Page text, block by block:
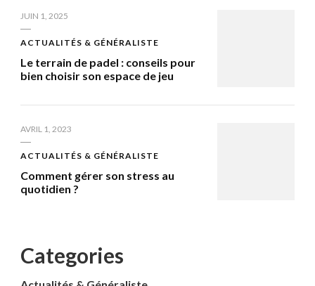
JUIN 1, 2025
ACTUALITÉS & GÉNÉRALISTE
Le terrain de padel : conseils pour
bien choisir son espace de jeu
AVRIL 1, 2023
ACTUALITÉS & GÉNÉRALISTE
Comment gérer son stress au
quotidien ?
Categories